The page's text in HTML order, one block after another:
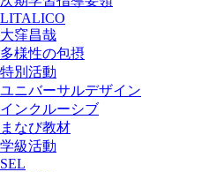
LITALICO
大窪昌哉
多様性の包摂
特別活動
ユニバーサルデザイン
インクルーシブ
まなび教材
学級活動
SEL